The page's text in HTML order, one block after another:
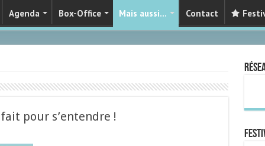
Agenda Box-Office Mais aussi… Contact
pour s’entendre !